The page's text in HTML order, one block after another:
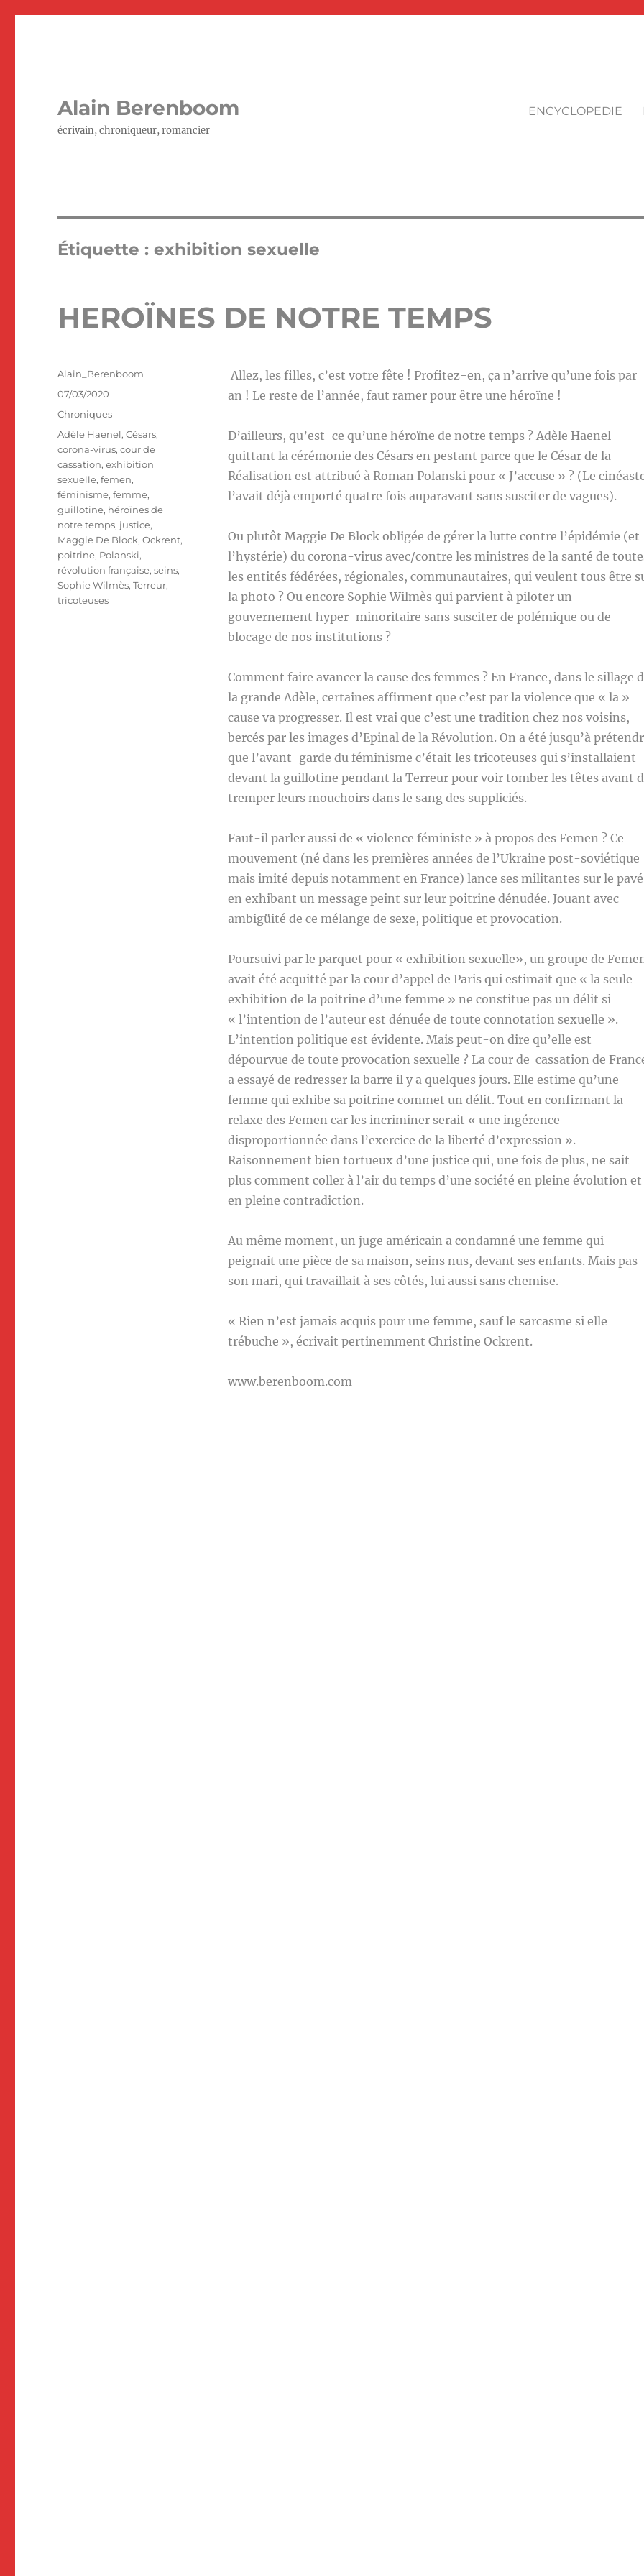
Alain Berenboom
écrivain, chroniqueur, romancier
ENCYCLOPEDIE
Étiquette :exhibition sexuelle
HEROÏNES DE NOTRE TEMPS
Allez, les filles, c’est votre fête ! Profitez-en, ça n’arrive qu’une fois par
an ! Le reste de l’année, faut ramer pour être une héroïne !
D’ailleurs, qu’est-ce qu’une héroïne de notre temps ? Adèle Haenel
quittant la cérémonie des Césars en pestant parce que le César de la
Réalisation est attribué à Roman Polanski pour « J’accuse » ? (Le
l’avait déjà emporté quatre fois auparavant sans susciter de vagues).
Ou plutôt Maggie De Block obligée de gérer la lutte contre l’épidémie (et
l’hystérie) du corona-virus avec/contre les ministres de la santé de
les entités fédérées, régionales, communautaires, qui veulent tous être
la photo ? Ou encore Sophie Wilmès qui parvient à piloter un
gouvernement hyper-minoritaire sans susciter de polémique ou de
blocage de nos institutions ?
Comment faire avancer la cause des femmes ? En France, dans le sillage
la grande Adèle, certaines affirment que c’est par la violence que « la »
cause va progresser. Il est vrai que c’est une tradition chez nos voisins,
bercés par les images d’Epinal de la Révolution. On a été jusqu’à
que l’avant-garde du féminisme c’était les tricoteuses qui s’installaient
devant la guillotine pendant la Terreur pour voir tomber les têtes avant
tremper leurs mouchoirs dans le sang des suppliciés.
Faut-il parler aussi de « violence féministe » à propos des Femen ? Ce
mouvement (né dans les premières années de l’Ukraine post-soviétique
mais imité depuis notamment en France) lance ses militantes sur le pavé
en exhibant un message peint sur leur poitrine dénudée. Jouant avec
ambigüité de ce mélange de sexe, politique et provocation.
Poursuivi par le parquet pour « exhibition sexuelle», un groupe de
avait été acquitté par la cour d’appel de Paris qui estimait que « la seule
exhibition de la poitrine d’une femme » ne constitue pas un délit si
« l’intention de l’auteur est dénuée de toute connotation sexuelle ».
L’intention politique est évidente. Mais peut-on dire qu’elle est
dépourvue de toute provocation sexuelle ? La cour de cassation de
a essayé de redresser la barre il y a quelques jours. Elle estime qu’une
femme qui exhibe sa poitrine commet un délit. Tout en confirmant la
relaxe des Femen car les incriminer serait « une ingérence
disproportionnée dans l’exercice de la liberté d’expression ».
Raisonnement bien tortueux d’une justice qui, une fois de plus, ne sait
plus comment coller à l’air du temps d’une société en pleine évolution et
en pleine contradiction.
Au même moment, un juge américain a condamné une femme qui
peignait une pièce de sa maison, seins nus, devant ses enfants. Mais pas
son mari, qui travaillait à ses côtés, lui aussi sans chemise.
« Rien n’est jamais acquis pour une femme, sauf le sarcasme si elle
trébuche », écrivait pertinemment Christine Ockrent.
www.berenboom.com
Auteur
Alain_Berenboom
Publié
le
07/03/2020
Catégories
Chroniques
Étiquettes
Adèle Haenel,Césars,
corona-virus,cour de
cassation,exhibition
sexuelle,femen,
féminisme,femme,
guillotine, héroïnes de
notre temps, justice,
Maggie De Block,Ockrent,
poitrine, Polanski,
révolution française,seins,
Sophie Wilmès,Terreur,
tricoteuses